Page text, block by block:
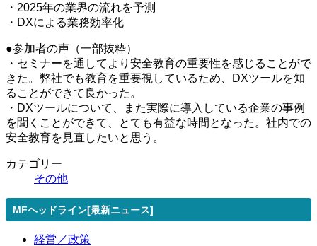
・2025年の業界の流れを予測
・DXによる業務効率化
●参加者の声（一部抜粋）
・セミナーを通してより安全教育の重要性を感じることがで
きた。弊社でも教育を重要視しているため、DXツールを知
ることができて良かった。
・DXツールについて、また実際に導入している企業の事例
を聞くことができて、とても有益な時間となった。社内での
安全教育を見直したいと思う。
カテゴリー
その他
MFヘッドライン[最新ニュース]
経営／政策